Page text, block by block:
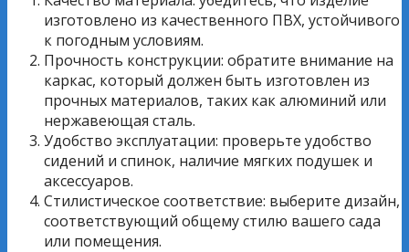
изготовлено из качественного ПВХ, устойчивого
к погодным условиям.
Прочность конструкции: обратите внимание на
каркас, который должен быть изготовлен из
прочных материалов, таких как алюминий или
нержавеющая сталь.
Удобство эксплуатации: проверьте удобство
сидений и спинок, наличие мягких подушек и
аксессуаров.
Стилистическое соответствие: выберите дизайн,
соответствующий общему стилю вашего сада
или помещения.